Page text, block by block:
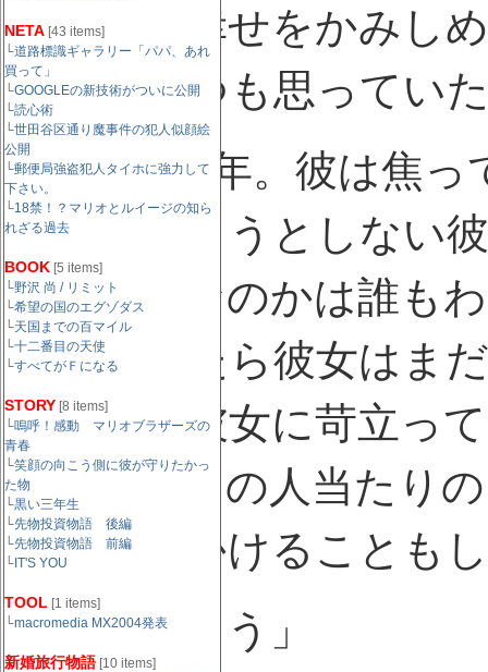
NETA [43 items]
└道路標識ギャラリー「パパ、あれ
買って」
└GOOGLEの新技術がついに公開
└読心術
└世田谷区通り魔事件の犯人似顔絵
公開
└郵便局強盗犯人タイホに強力して
下さい。
└18禁！？マリオとルイージの知ら
れざる過去
BOOK [5 items]
└野沢 尚 / リミット
└希望の国のエグゾダス
└天国までの百マイル
└十二番目の天使
└すべてがＦになる
STORY [8 items]
└嗚呼！感動 マリオブラザーズの
青春
└笑顔の向こう側に彼が守りたかっ
た物
└黒い三年生
└先物投資物語 後編
└先物投資物語 前編
└ IT'S YOU
TOOL [1 items]
└macromedia MX2004発表
新婚旅行物語 [10 items]
彼はこの幸せをかみし
えばといつも思ってい
それから2年。彼は焦っ
の中にいようとしない
何が問題なのかは誰も
もしかしたら彼女はま
もそんな彼女に苛立っ
彼女は元々の人当たり
く、夜でかけることも
「結婚しよう」